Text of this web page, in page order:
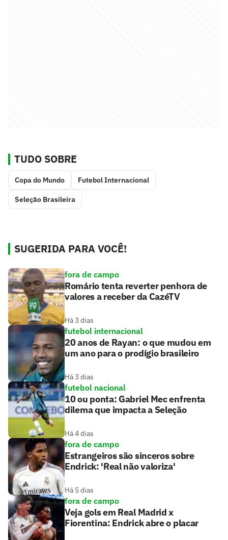
TUDO SOBRE
Copa do Mundo Futebol Internacional
Seleção Brasileira
SUGERIDA PARA VOCÊ!
fora de campo
Romário tenta reverter penhora de
valores a receber da CazéTV
Há 3 dias
futebol internacional
20 anos de Rayan: o que mudou em
um ano para o prodígio brasileiro
Há 3 dias
futebol nacional
10 ou ponta: Gabriel Mec enfrenta
dilema que impacta a Seleção
Há 4 dias
fora de campo
Estrangeiros são sinceros sobre
Endrick: 'Real não valoriza'
Há 5 dias
fora de campo
Veja gols em Real Madrid x
Fiorentina: Endrick abre o placar